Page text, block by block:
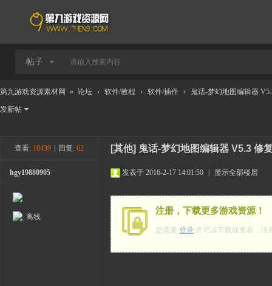
帖子
第九游戏资源素材网 » 论坛 › 软件/教程 › 软件/插件 › 鬼话-梦幻地图编辑器
发新帖
查看: 10439 回复: 62 [其他] 鬼话-梦幻地图编辑器 V5.3 修
hgy19880905
离线
发表于 2016-2-17 14:01:50 显示全部楼层
注册，下载更多游戏资源！
您需要 登录 才可以下载或查看，没